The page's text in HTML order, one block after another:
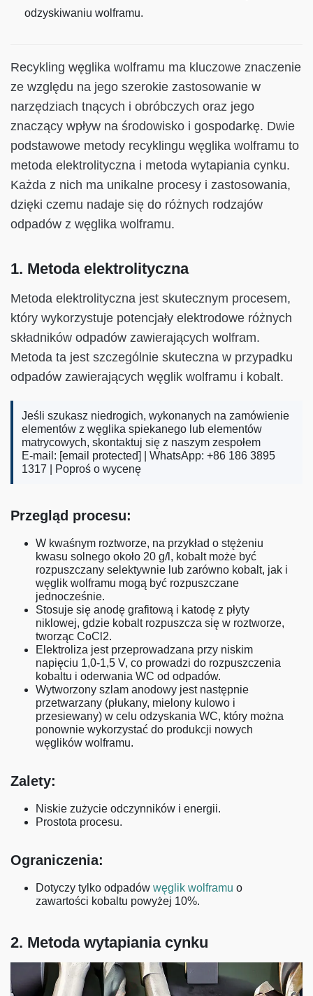
odzyskiwaniu wolframu.
Recykling węglika wolframu ma kluczowe znaczenie
ze względu na jego szerokie zastosowanie w
narzędziach tnących i obróbczych oraz jego
znaczący wpływ na środowisko i gospodarkę. Dwie
podstawowe metody recyklingu węglika wolframu to
metoda elektrolityczna i metoda wytapiania cynku.
Każda z nich ma unikalne procesy i zastosowania,
dzięki czemu nadaje się do różnych rodzajów
odpadów z węglika wolframu.
1. Metoda elektrolityczna
Metoda elektrolityczna jest skutecznym procesem,
który wykorzystuje potencjały elektrodowe różnych
składników odpadów zawierających wolfram.
Metoda ta jest szczególnie skuteczna w przypadku
odpadów zawierających węglik wolframu i kobalt.
Jeśli szukasz niedrogich, wykonanych na zamówienie
elementów z węglika spiekanego lub elementów
matrycowych, skontaktuj się z naszym zespołem
E-mail: [email protected]
| WhatsApp: +86 186 3895
1317 |
Poproś o wycenę
Przegląd procesu:
W kwaśnym roztworze, na przykład o stężeniu
kwasu solnego około 20 g/l, kobalt może być
rozpuszczany selektywnie lub zarówno kobalt, jak i
węglik wolframu mogą być rozpuszczane
jednocześnie.
Stosuje się anodę grafitową i katodę z płyty
niklowej, gdzie kobalt rozpuszcza się w roztworze,
tworząc CoCl2.
Elektroliza jest przeprowadzana przy niskim
napięciu 1,0-1,5 V, co prowadzi do rozpuszczenia
kobaltu i oderwania WC od odpadów.
Wytworzony szlam anodowy jest następnie
przetwarzany (płukany, mielony kulowo i
przesiewany) w celu odzyskania WC, który można
ponownie wykorzystać do produkcji nowych
węglików wolframu.
Zalety:
Niskie zużycie odczynników i energii.
Prostota procesu.
Ograniczenia:
Dotyczy tylko odpadów węglik wolframu o
zawartości kobaltu powyżej 10%.
2. Metoda wytapiania cynku